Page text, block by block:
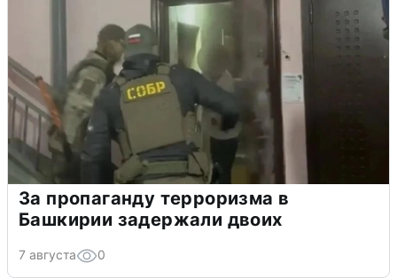
За пропаганду терроризма в
Башкирии задержали двоих
7 августа 0